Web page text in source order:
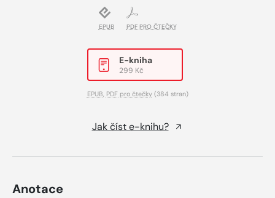
EPUB PDF PRO ČTEČKY
E-kniha
299 Kč
EPUB, PDF pro čtečky(384 stran)
Jak číst e-knihu?
Anotace